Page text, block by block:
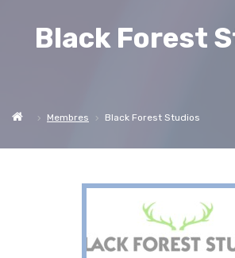
Black Forest
Membres Black Forest Studios